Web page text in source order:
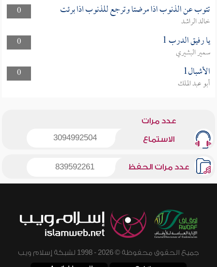
0
تتوب عن الذنوب اذا مرضتا وترجع للذنوب اذا برئت
خالد الراشد
0
يا رفيق الدرب 1
سمير البشيري
0
الأشبال1
أبو عبد الملك
عدد مرات
الاستماع 3094992504
عدد مرات الحفظ 839592261
جميع الحقوق محفوظة © 2026 - 1998 لشبكة إسلام ويب